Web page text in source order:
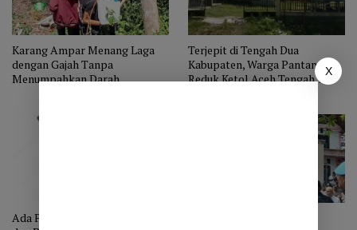
Karang Ampar Menang Laga
dengan Gajah Tanpa
Menumpahkan Darah
Terjepit di Tengah Dua
Kabupaten, Warga Pantan
Reduk Ketol Aceh Tengah
Ada Pinokio Diantara Pegasing
X